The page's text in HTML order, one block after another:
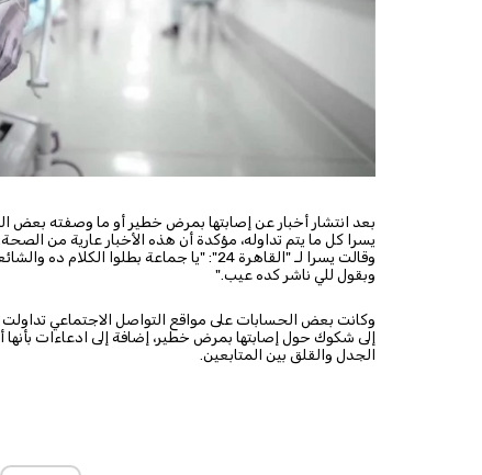
يسرا كل ما يتم تداوله، مؤكدة أن هذه الأخبار عارية من الصحة.
وبقول للي ناشر كده عيب."
الجدل والقلق بين المتابعين.